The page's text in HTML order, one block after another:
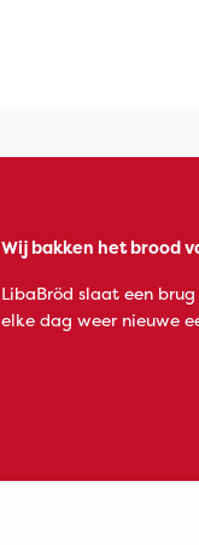
Wij bakken het brood
LibaBröd slaat een
elke dag weer nieuwe